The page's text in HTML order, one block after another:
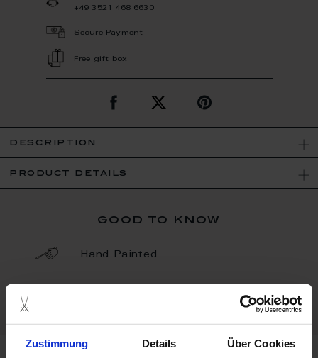
Zustimmung Details Über Cookies
+49 3521 468 6630
Secure Payment
Free gift box
description
product details
good to know
Hand Painted